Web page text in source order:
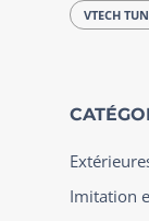
VTECH
Imitation